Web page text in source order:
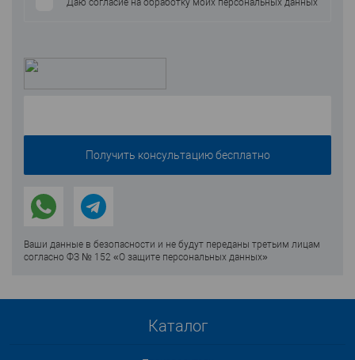
Даю согласие на обработку моих персональных данных
Ваши данные в безопасности и не будут переданы третьим лицам
согласно ФЗ № 152 «О защите персональных данных»
Каталог